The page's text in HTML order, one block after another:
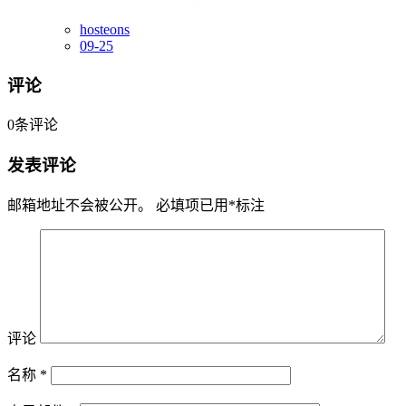
hosteons
09-25
评论
0条评论
发表评论
邮箱地址不会被公开。 必填项已用 *标注
评论
名称 *